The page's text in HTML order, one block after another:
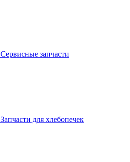
Сервисные запчасти
Запчасти для хлебопечек